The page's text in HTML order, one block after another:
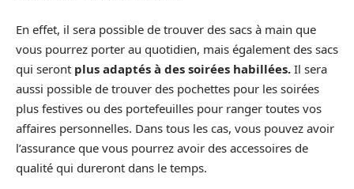
En effet, il sera possible de trouver des sacs à main que
vous pourrez porter au quotidien, mais également des sacs
qui seront plus adaptés à des soirées habillées. Il sera
aussi possible de trouver des pochettes pour les soirées
plus festives ou des portefeuilles pour ranger toutes vos
affaires personnelles. Dans tous les cas, vous pouvez avoir
l’assurance que vous pourrez avoir des accessoires de
qualité qui dureront dans le temps.